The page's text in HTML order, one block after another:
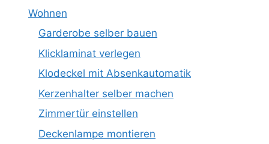
Wohnen
Garderobe selber bauen
Klicklaminat verlegen
Klodeckel mit Absenkautomatik
Kerzenhalter selber machen
Zimmertür einstellen
Deckenlampe montieren